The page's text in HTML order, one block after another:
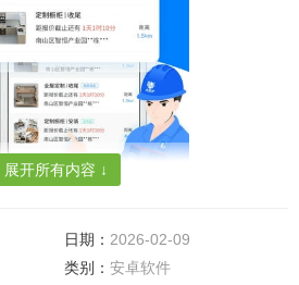
展开所有内容 ↓
日期： 2026-02-09
类别： 安卓软件